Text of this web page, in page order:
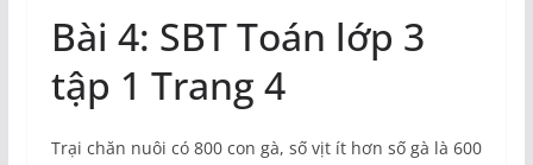
Bài 4: SBT Toán lớp 3
tập 1 Trang 4
Trại chăn nuôi có 800 con gà, số vịt ít hơn số gà là 600